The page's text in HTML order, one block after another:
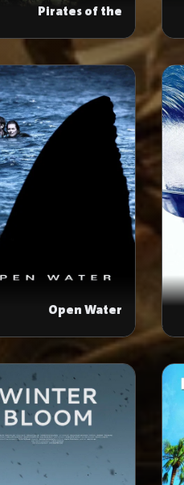
Pirates of the
Chest
Open Water